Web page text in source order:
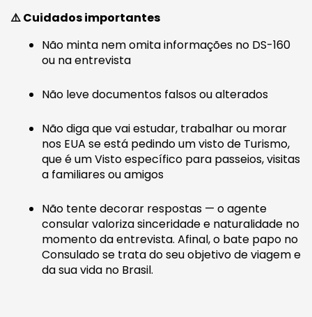
⚠️ Cuidados importantes
Não minta nem omita informações no DS-160
ou na entrevista
Não leve documentos falsos ou alterados
Não diga que vai estudar, trabalhar ou morar
nos EUA se está pedindo um visto de Turismo,
que é um Visto específico para passeios, visitas
a familiares ou amigos
Não tente decorar respostas — o agente
consular valoriza sinceridade e naturalidade no
momento da entrevista. Afinal, o bate papo no
Consulado se trata do seu objetivo de viagem e
da sua vida no Brasil.